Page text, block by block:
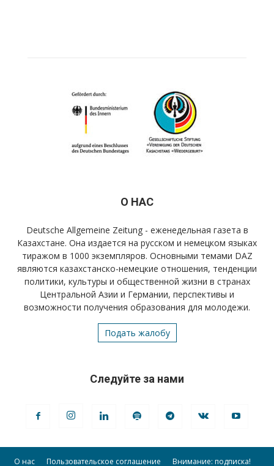
О НАС
Deutsche Allgemeine Zeitung - еженедельная газета в
Казахстане. Она издается на русском и немецком языках
тиражом в 1000 экземпляров. Основными темами DAZ
являются казахстанско-немецкие отношения, тенденции
политики, культуры и общественной жизни в странах
Центральной Азии и Германии, перспективы и
возможности получения образования для молодежи.
Подать жалобу
Следуйте за нами
О нас Пользовательское соглашение Внимание: подписка!